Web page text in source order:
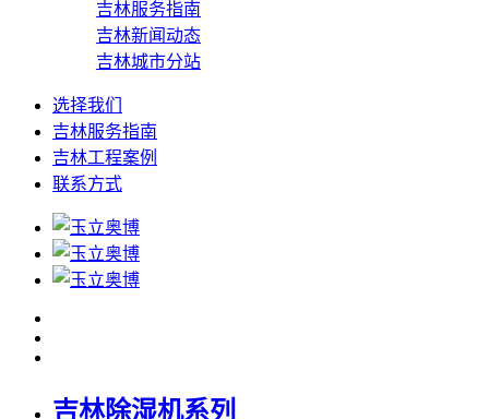
吉林服务指南
吉林新闻动态
吉林城市分站
选择我们
吉林服务指南
吉林工程案例
联系方式
吉林除湿机系列